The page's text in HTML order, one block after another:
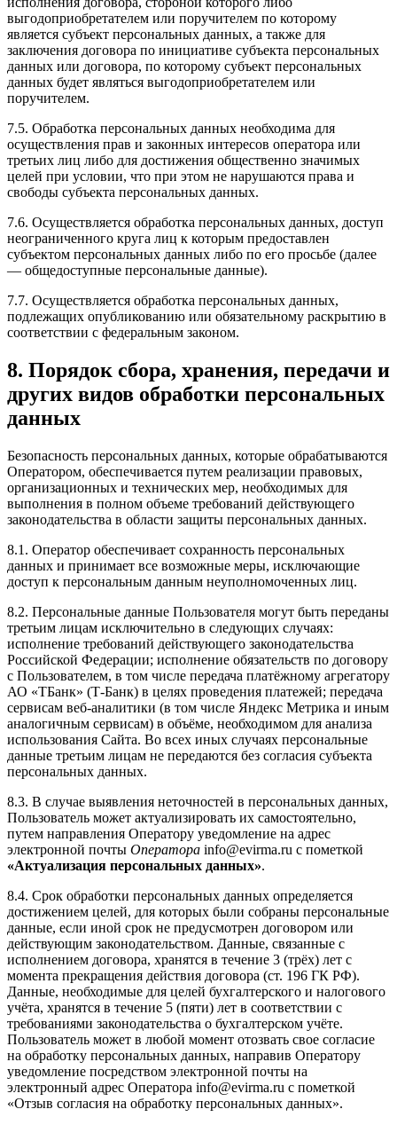
выгодоприобретателем или поручителем по которому
является субъект персональных данных, а также для
заключения договора по инициативе субъекта персональных
данных или договора, по которому субъект персональных
данных будет являться выгодоприобретателем или
поручителем.
7.5. Обработка персональных данных необходима для
осуществления прав и законных интересов оператора или
третьих лиц либо для достижения общественно значимых
целей при условии, что при этом не нарушаются права и
свободы субъекта персональных данных.
7.6. Осуществляется обработка персональных данных, доступ
неограниченного круга лиц к которым предоставлен
субъектом персональных данных либо по его просьбе (далее
— общедоступные персональные данные).
7.7. Осуществляется обработка персональных данных,
подлежащих опубликованию или обязательному раскрытию в
соответствии с федеральным законом.
8. Порядок сбора, хранения, передачи и
других видов обработки персональных
данных
Безопасность персональных данных, которые обрабатываются
Оператором, обеспечивается путем реализации правовых,
организационных и технических мер, необходимых для
выполнения в полном объеме требований действующего
законодательства в области защиты персональных данных.
8.1. Оператор обеспечивает сохранность персональных
данных и принимает все возможные меры, исключающие
доступ к персональным данным неуполномоченных лиц.
8.2. Персональные данные Пользователя могут быть переданы
третьим лицам исключительно в следующих случаях:
исполнение требований действующего законодательства
Российской Федерации; исполнение обязательств по договору
с Пользователем, в том числе передача платёжному агрегатору
АО «ТБанк» (Т-Банк) в целях проведения платежей; передача
сервисам веб-аналитики (в том числе Яндекс Метрика и иным
аналогичным сервисам) в объёме, необходимом для анализа
использования Сайта. Во всех иных случаях персональные
данные третьим лицам не передаются без согласия субъекта
персональных данных.
8.3. В случае выявления неточностей в персональных данных,
Пользователь может актуализировать их самостоятельно,
путем направления Оператору уведомление на адрес
электронной почты Оператора info@evirma.ru с пометкой
«Актуализация персональных данных».
8.4. Срок обработки персональных данных определяется
достижением целей, для которых были собраны персональные
данные, если иной срок не предусмотрен договором или
действующим законодательством. Данные, связанные с
исполнением договора, хранятся в течение 3 (трёх) лет с
момента прекращения действия договора (ст. 196 ГК РФ).
Данные, необходимые для целей бухгалтерского и налогового
учёта, хранятся в течение 5 (пяти) лет в соответствии с
требованиями законодательства о бухгалтерском учёте.
Пользователь может в любой момент отозвать свое согласие
на обработку персональных данных, направив Оператору
уведомление посредством электронной почты на
электронный адрес Оператора info@evirma.ru с пометкой
«Отзыв согласия на обработку персональных данных».